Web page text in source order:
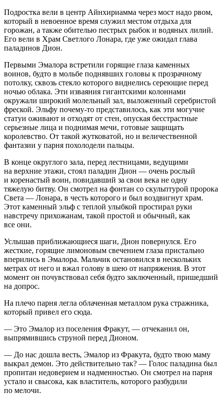
Подростка вели в центр Айнхириамма через мост надо рвом,
который в невоенное время служил местом отдыха для
горожан, а также обителью пестрых рыбок и водяных лилий.
Его вели в Храм Светлого Лонара, где уже ожидал глава
паладинов Дион.
Первыми Эмалора встретили горящие глаза каменных
воинов, будто в мольбе поднявших головы к прозрачному
потолку, сквозь стекло которого виднелись сереющие перед
ночью облака. Эти изваяния гигантскими колоннами
окружали широкий молельный зал, выложенный серебристой
фреской. Эльфу почему-то представилось, как эти могучие
статуи оживают и отходят от стен, опуская бесстрастные
серьезные лица и поднимая мечи, готовые защищать
королевство. От такой жутковатой, но и величественной
фантазии у парня похолодели пальцы.
В конце округлого зала, перед лестницами, ведущими
на верхние этажи, стоял паладин Дион — очень рослый
и коренастый воин, повидавший за свои века не одну
тяжелую битву. Он смотрел на фонтан со скульптурой пророка
Света — Лонара, в честь которого и был воздвигнут храм.
Этот каменный эльф с теплой улыбкой простирал руки
навстречу прихожанам, такой простой и обычный, как
все они.
Услышав приближающиеся шаги, Дион повернулся. Его
жесткие, горящие лимоновым свечением глаза пристально
вперились в Эмалора. Мальчик остановился в нескольких
метрах от него и вжал голову в шею от напряжения. В этот
момент он почувствовал себя будто заключенный, пришедший
на допрос.
На плечо парня легла облаченная металлом рука стражника,
который привел его сюда.
— Это Эмалор из поселения Фракут, — отчеканил он,
выпрямившись струной перед Дионом.
— До нас дошла весть, Эмалор из Фракута, будто твою маму
выкрал демон. Это действительно так? — Голос паладина был
пропитан недоверием и надменностью. Он смотрел на парня
устало и свысока, как властитель, которого разбудили
по мелочи.